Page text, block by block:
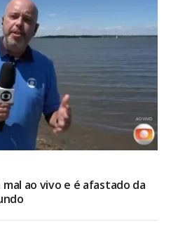
mal ao vivo e é afastado da